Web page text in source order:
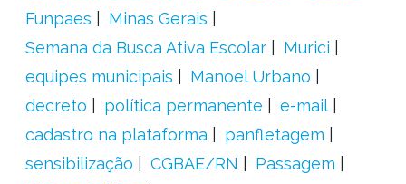
Funpaes
Minas Gerais
Semana da Busca Ativa Escolar
Murici
equipes municipais
Manoel Urbano
decreto
política permanente
e-mail
cadastro na plataforma
panfletagem
sensibilização
CGBAE/RN
Passagem